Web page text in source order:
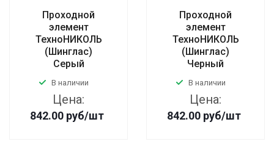
Проходной
элемент
ТехноНИКОЛЬ
(Шинглас)
Серый
В наличии
Цена:
842.00 руб/шт
Проходной
элемент
ТехноНИКОЛЬ
(Шинглас)
Черный
В наличии
Цена:
842.00 руб/шт